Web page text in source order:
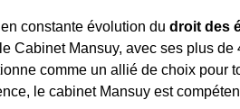
constante évolution du droit des
Cabinet Mansuy, avec ses plus de
comme un allié de choix pour
le cabinet Mansuy est